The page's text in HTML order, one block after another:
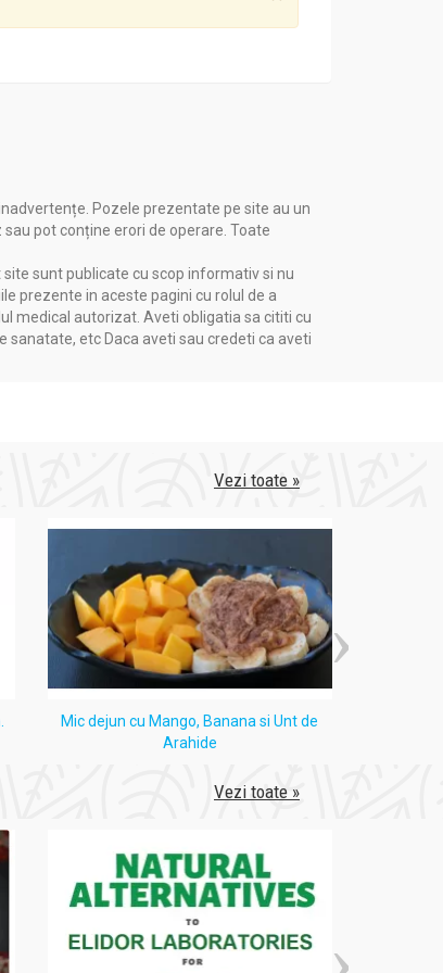
Pozele prezentate pe site au un
pot conține erori de operare. Toate
sunt publicate cu scop informativ si nu
prezente in aceste pagini cu rolul de a
medical autorizat. Aveti obligatia sa cititi cu
etc Daca aveti sau credeti ca aveti
Vezi toate »
Mic dejun cu Mango, Banana si Unt de
Arahide
Vezi toate »